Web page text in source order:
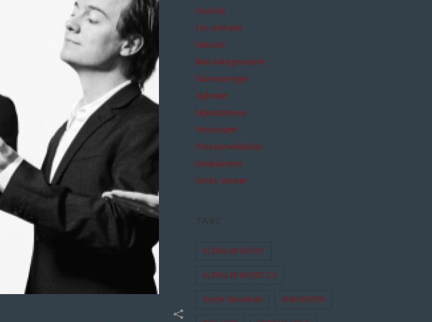
Festival
For-omtaler
Historie
Ikke kategoriseret
Nomineringer
Nyheder
Nyhedsbreve
Personalet
Pressemeddelser
Selskaberne
Vores Venner
ALTING ER NOGET
ALTING ER NOGET 2.0
Anette Støvelbæk ANKOMSTEN